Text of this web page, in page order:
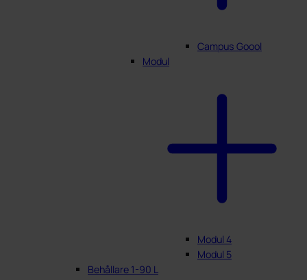
Campus Goool
Modul
Modul 4
Modul 5
Behållare 1-90 L